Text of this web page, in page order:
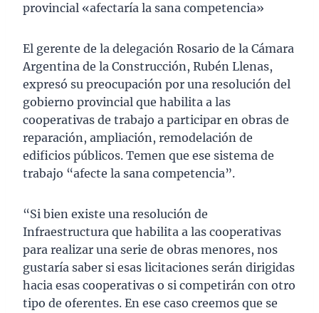
provincial «afectaría la sana competencia»
El gerente de la delegación Rosario de la Cámara
Argentina de la Construcción, Rubén Llenas,
expresó su preocupación por una resolución del
gobierno provincial que habilita a las
cooperativas de trabajo a participar en obras de
reparación, ampliación, remodelación de
edificios públicos. Temen que ese sistema de
trabajo “afecte la sana competencia”.
“Si bien existe una resolución de
Infraestructura que habilita a las cooperativas
para realizar una serie de obras menores, nos
gustaría saber si esas licitaciones serán dirigidas
hacia esas cooperativas o si competirán con otro
tipo de oferentes. En ese caso creemos que se